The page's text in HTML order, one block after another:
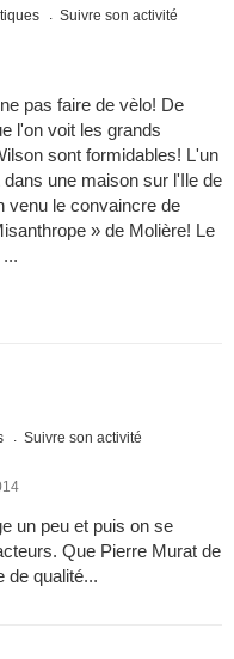
Suivre son activité
pas faire de vèlo! De
l'on voit les grands
sont formidables! L'un
une maison sur l'Ile de
venu le convaincre de
» de Molière! Le
Suivre son activité
un peu et puis on se
Que Pierre Murat de
de qualité...